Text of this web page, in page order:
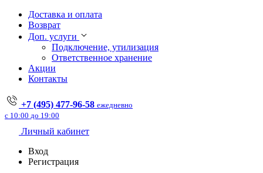
Доставка и оплата
Возврат
Доп. услуги
Подключение, утилизация
Ответственное хранение
Акции
Контакты
+7 (495) 477-96-58 ежедневно
с 10:00 до 19:00
Личный кабинет
Вход
Регистрация